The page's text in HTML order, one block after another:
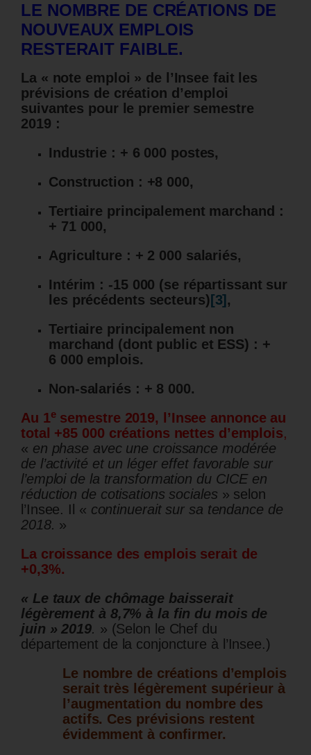
LE NOMBRE DE CRÉATIONS DE
NOUVEAUX EMPLOIS
RESTERAIT FAIBLE.
La « note emploi » de l’Insee fait les
prévisions de création d’emploi
suivantes pour le premier semestre
2019 :
Industrie : + 6 000 postes,
Construction : +8 000,
Tertiaire principalement marchand :
+ 71 000,
Agriculture : + 2 000 salariés,
Intérim : -15 000 (se répartissant sur
les précédents secteurs) [3] ,
Tertiaire principalement non
marchand (dont public et ESS) : +
6 000 emplois.
Non-salariés : + 8 000.
Au 1esemestre 2019, l’Insee annonce au
total +85 000 créations nettes d’emplois,
« en phase avec une croissance modérée
de l’activité et un léger effet favorable sur
l’emploi de la transformation du CICE en
réduction de cotisations sociales » selon
l’Insee. Il « continuerait sur sa tendance de
2018. »
La croissance des emplois serait de
+0,3%.
« Le taux de chômage baisserait
légèrement à 8,7% à la fin du mois de
juin » 2019. » (Selon le Chef du
département de la conjoncture à l’Insee.)
Le nombre de créations d’emplois
serait très légèrement supérieur à
l’augmentation du nombre des
actifs. Ces prévisions restent
évidemment à confirmer.